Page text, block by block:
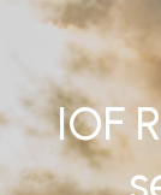
IOF